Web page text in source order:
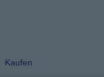
Kaufen